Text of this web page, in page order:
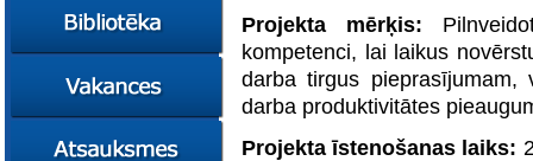
Digitāli klimatam
FasTracKids
Projekta mērķis:
kompetenci, lai laikus
darba tirgus pieprasījumam,
darba produktivitātes
Projekta īstenošanas laiks: